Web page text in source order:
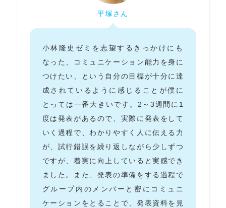
平塚さん
小林隆史ゼミを志望するきっかけにも
なった、コミュニケーション能力を身に
つけたい、という自分の目標が十分に達
成されているように感じることが僕に
とっては一番大きいです。2～3週間に1
度は発表があるので、実際に発表をして
いく過程で、わかりやすく人に伝える力
が、試行錯誤を繰り返しながら少しずつ
ですが、着実に向上していると実感でき
ました。また、発表の準備をする過程で
グループ内のメンバーと密にコミュニ
ケーションをとることで、発表資料を見